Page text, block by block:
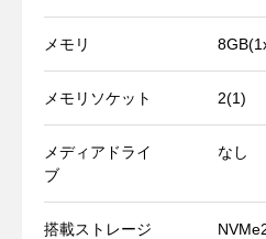
メモリ
メモリソケット 2(1)
メディアドライ
ブ
なし
搭載ストレージ